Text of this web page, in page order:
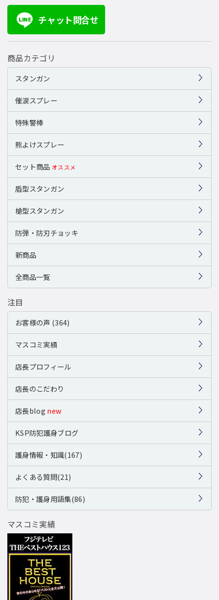
LINE チャット問合せ
商品カテゴリ
スタンガン
催涙スプレー
特殊警棒
熊よけスプレー
セット商品 オススメ
盾型スタンガン
槍型スタンガン
防弾・防刃チョッキ
新商品
全商品一覧
注目
お客様の声 (364)
マスコミ実績
店長プロフィール
店長のこだわり
店長blog new
KSP防犯護身ブログ
護身情報・知識(167)
よくある質問(21)
防犯・護身用語集(86)
マスコミ実績